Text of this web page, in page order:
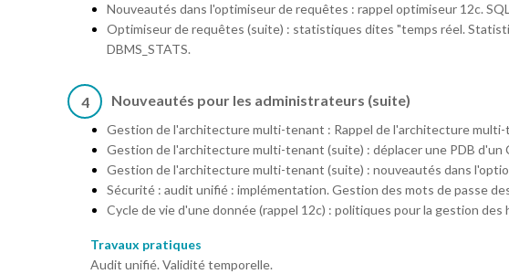
Nouveautés dans l'optimiseur de requêtes : rappel optimiseur 12c.
Optimiseur de requêtes (suite) : statistiques dites "temps réel.
DBMS_STATS.
4 Nouveautés pour les administrateurs (suite)
Gestion de l'architecture multi-tenant : Rappel de l'architecture
Gestion de l'architecture multi-tenant (suite) : déplacer une PDB d'un
Gestion de l'architecture multi-tenant (suite) : nouveautés dans
Sécurité : audit unifié : implémentation. Gestion des mots de passe
Cycle de vie d'une donnée (rappel 12c) : politiques pour la gestion
Travaux pratiques
Audit unifié. Validité temporelle.